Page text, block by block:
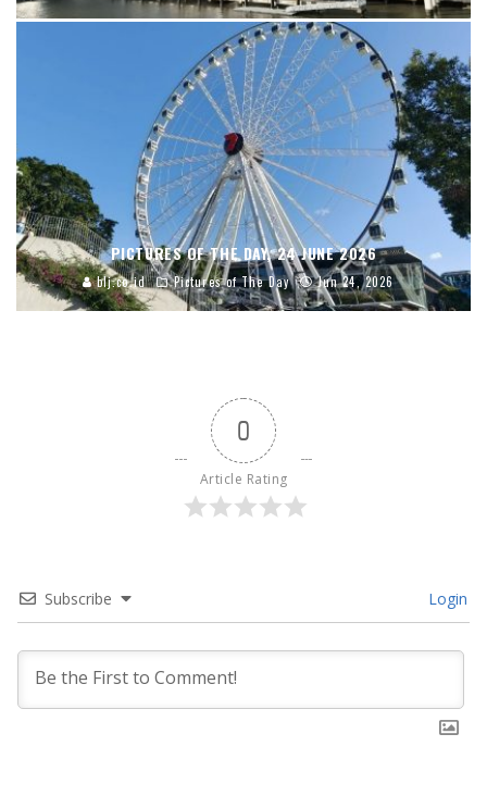
PICTURES OF THE DAY, 24 JUNE 2026
blj.co.id Pictures of The Day Jun 24, 2026
0
Article Rating
Subscribe Login